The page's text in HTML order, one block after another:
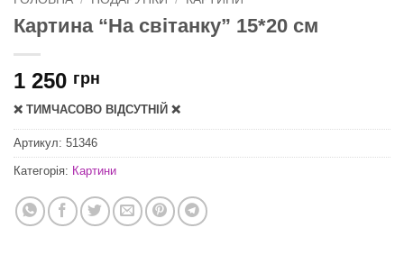
Картина “На світанку” 15*20 см
1 250 грн
❌ ТИМЧАСОВО ВІДСУТНІЙ ❌
Артикул: 51346
Категорія: Картини